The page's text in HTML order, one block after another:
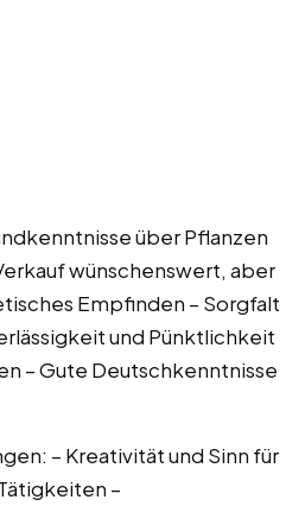
über Pflanzen
wünschenswert, aber
Empfinden – Sorgfalt
und Pünktlichkeit
– Gute Deutschkenntnisse
– Kreativität und Sinn für
–